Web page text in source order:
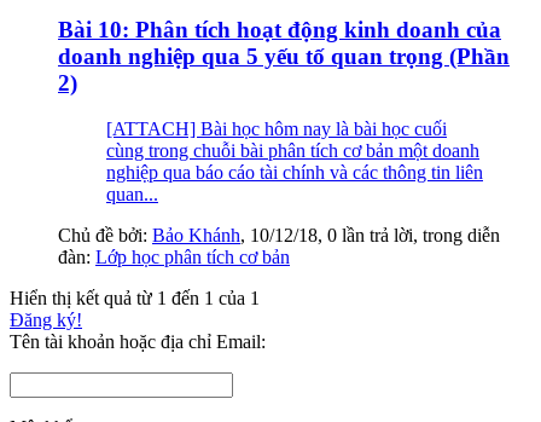
Bài 10: Phân tích hoạt động kinh doanh của
doanh nghiệp qua 5 yếu tố quan trọng (Phần
2)
[ATTACH] Bài học hôm nay là bài học cuối
cùng trong chuỗi bài phân tích cơ bản một doanh
nghiệp qua báo cáo tài chính và các thông tin liên
quan...
Chủ đề bởi: Bảo Khánh, 10/12/18, 0 lần trả lời, trong diễn
đàn: Lớp học phân tích cơ bản
Hiển thị kết quả từ 1 đến 1 của 1
Đăng ký!
Tên tài khoản hoặc địa chỉ Email: